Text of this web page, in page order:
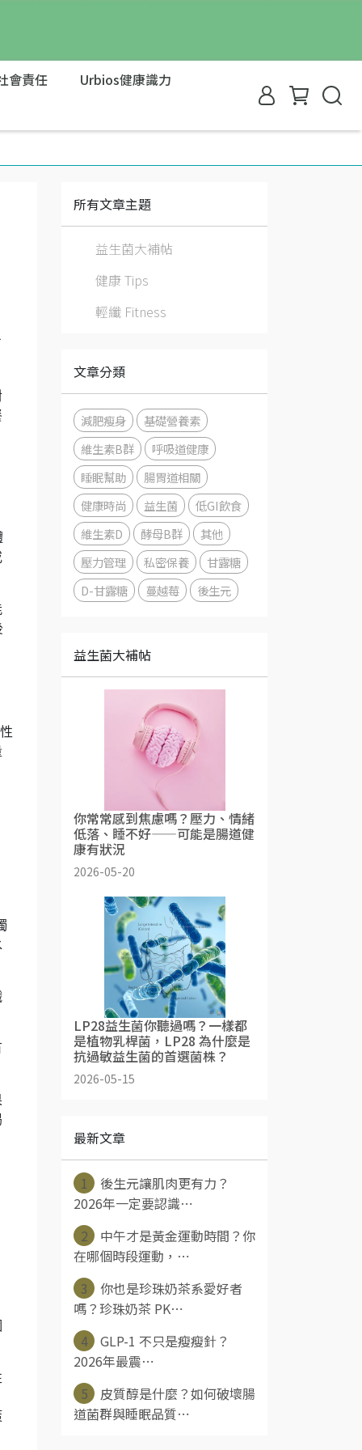
會責任
Urbios健康識力
所有文章主題
益生菌大補帖
健康 Tips
輕纖 Fitness
文章分類
減肥瘦身
基礎營養素
維生素B群
呼吸道健康
睡眠幫助
腸胃道相關
健康時尚
益生菌
低GI飲食
維生素D
酵母B群
其他
壓力管理
私密保養
甘露糖
D-甘露糖
蔓越莓 後生元
益生菌大補帖
你常常感到焦慮嗎？壓力、情緒
低落、睡不好——可能是腸道健
康有狀況
2026-05-20
LP28益生菌你聽過嗎？一樣都
是植物乳桿菌，LP28 為什麼是
抗過敏益生菌的首選菌株？
2026-05-15
最新文章
1
後生元讓肌肉更有力？
2026年一定要認識⋯
2
中午才是黃金運動時間？你
在哪個時段運動，⋯
3
你也是珍珠奶茶系愛好者
嗎？珍珠奶茶 PK⋯
4
GLP-1 不只是瘦瘦針？
2026年最震⋯
5
皮質醇是什麼？如何破壞腸
道菌群與睡眠品質⋯